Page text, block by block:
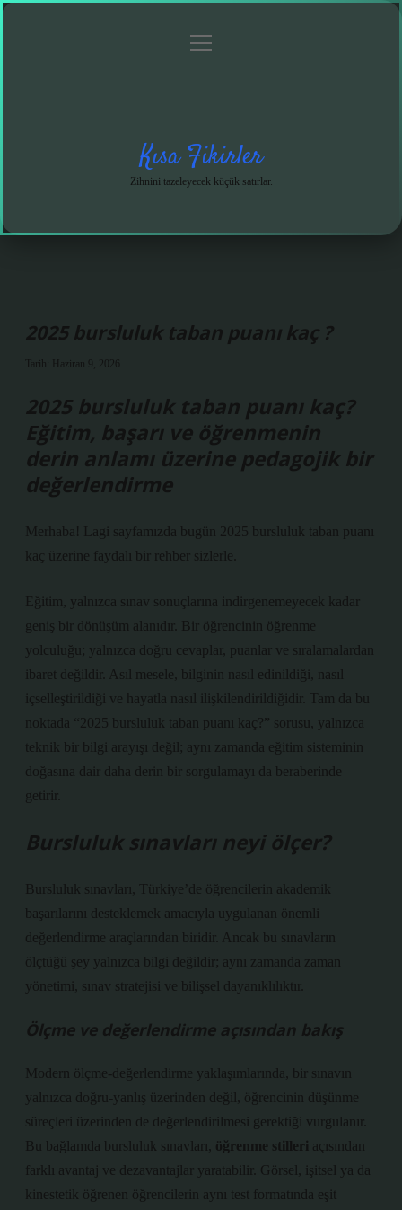
menüyü
Kısa Fikirler
Zihnini tazeleyecek küçük satırlar.
2025 bursluluk taban puanı kaç ?
Tarih: Haziran 9, 2026
2025 bursluluk taban puanı kaç?
Eğitim, başarı ve öğrenmenin
derin anlamı üzerine pedagojik bir
değerlendirme
Merhaba! Lagi sayfamızda bugün 2025 bursluluk taban puanı
kaç üzerine faydalı bir rehber sizlerle.
Eğitim, yalnızca sınav sonuçlarına indirgenemeyecek kadar
geniş bir dönüşüm alanıdır. Bir öğrencinin öğrenme
yolculuğu; yalnızca doğru cevaplar, puanlar ve sıralamalardan
ibaret değildir. Asıl mesele, bilginin nasıl edinildiği, nasıl
içselleştirildiği ve hayatla nasıl ilişkilendirildiğidir. Tam da bu
noktada “2025 bursluluk taban puanı kaç?” sorusu, yalnızca
teknik bir bilgi arayışı değil; aynı zamanda eğitim sisteminin
doğasına dair daha derin bir sorgulamayı da beraberinde
getirir.
Bursluluk sınavları neyi ölçer?
Bursluluk sınavları, Türkiye’de öğrencilerin akademik
başarılarını desteklemek amacıyla uygulanan önemli
değerlendirme araçlarından biridir. Ancak bu sınavların
ölçtüğü şey yalnızca bilgi değildir; aynı zamanda zaman
yönetimi, sınav stratejisi ve bilişsel dayanıklılıktır.
Ölçme ve değerlendirme açısından bakış
Modern ölçme-değerlendirme yaklaşımlarında, bir sınavın
yalnızca doğru-yanlış üzerinden değil, öğrencinin düşünme
süreçleri üzerinden de değerlendirilmesi gerektiği vurgulanır.
Bu bağlamda bursluluk sınavları, öğrenme stilleri açısından
farklı avantaj ve dezavantajlar yaratabilir. Görsel, işitsel ya da
kinestetik öğrenen öğrencilerin aynı test formatında eşit